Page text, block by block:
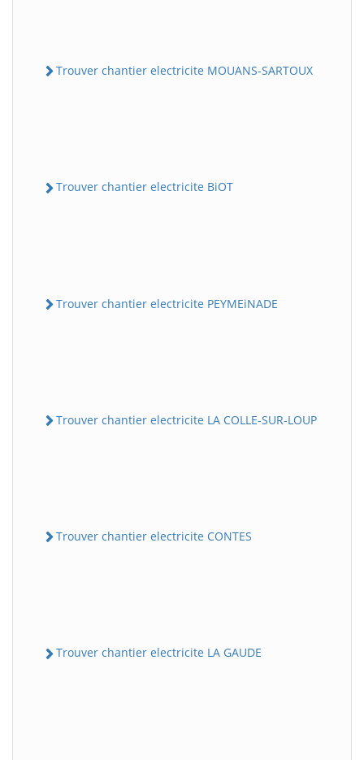
Trouver chantier electricite MOUANS-SARTOUX
Trouver chantier electricite BiOT
Trouver chantier electricite PEYMEiNADE
Trouver chantier electricite LA COLLE-SUR-LOUP
Trouver chantier electricite CONTES
Trouver chantier electricite LA GAUDE